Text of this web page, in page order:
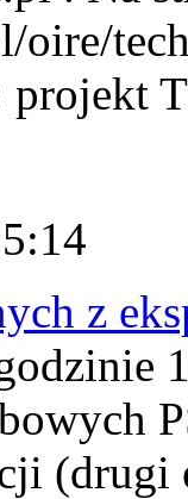
oire/
z
(drugi